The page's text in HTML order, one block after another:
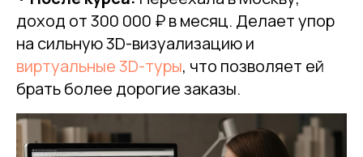
доход от 300 000 ₽ в месяц. Делает упор
на сильную 3D-визуализацию и
виртуальные 3D-туры, что позволяет ей
брать более дорогие заказы.